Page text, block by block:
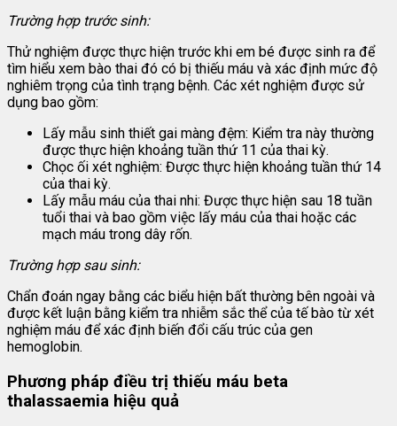
Trường hợp trước sinh:
Thử nghiệm được thực hiện trước khi em bé được sinh ra để
tìm hiểu xem bào thai đó có bị thiếu máu và xác định mức độ
nghiêm trọng của tình trạng bệnh. Các xét nghiệm được sử
dụng bao gồm:
Lấy mẫu sinh thiết gai màng đệm: Kiểm tra này thường
được thực hiện khoảng tuần thứ 11 của thai kỳ.
Chọc ối xét nghiệm: Được thực hiện khoảng tuần thứ 14
của thai kỳ.
Lấy mẫu máu của thai nhi: Được thực hiện sau 18 tuần
tuổi thai và bao gồm việc lấy máu của thai hoặc các
mạch máu trong dây rốn.
Trường hợp sau sinh:
Chẩn đoán ngay bằng các biểu hiện bất thường bên ngoài và
được kết luận bằng kiểm tra nhiễm sắc thể của tế bào từ xét
nghiệm máu để xác định biến đổi cấu trúc của gen
hemoglobin.
Phương pháp điều trị thiếu máu beta
thalassaemia hiệu quả